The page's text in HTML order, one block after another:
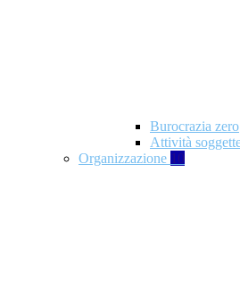
Burocrazia zero
Attività
Organizzazione 10